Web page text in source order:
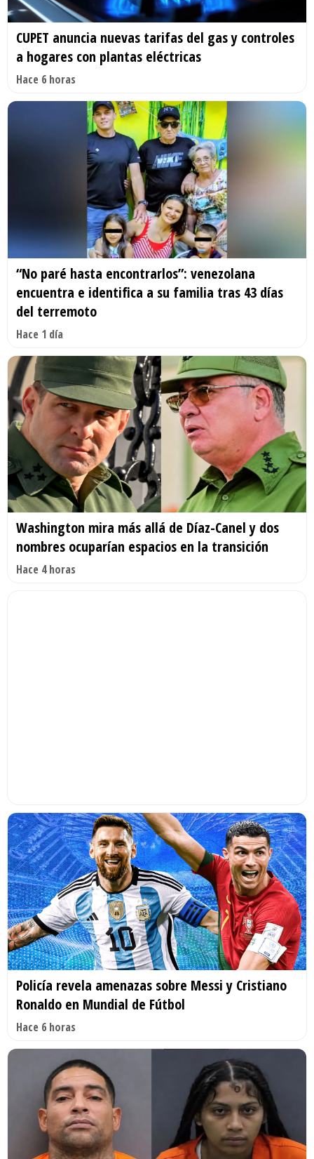
CUPET anuncia nuevas tarifas del gas y controles
a hogares con plantas eléctricas
Hace 6 horas
“No paré hasta encontrarlos”: venezolana
encuentra e identifica a su familia tras 43 días
del terremoto
Hace 1 día
Washington mira más allá de Díaz-Canel y dos
nombres ocuparían espacios en la transición
Hace 4 horas
Policía revela amenazas sobre Messi y Cristiano
Ronaldo en Mundial de Fútbol
Hace 6 horas